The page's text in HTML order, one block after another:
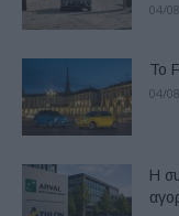
04/
Το
04/
Η